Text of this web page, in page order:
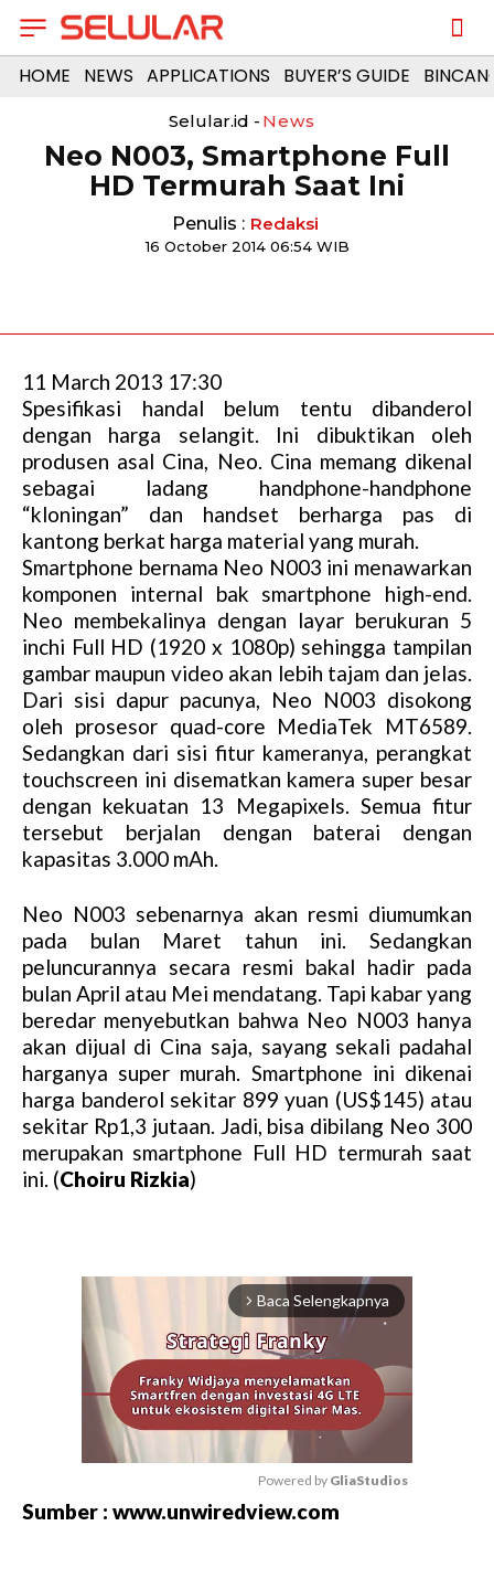
HOME NEWS APPLICATIONS BUYER’S GUIDE
Selular.id - News
Neo N003, Smartphone Full
HD Termurah Saat Ini
Penulis : Redaksi
16 October 2014 06:54 WIB
11 March 2013 17:30
Spesifikasi handal belum tentu dibanderol
dengan harga selangit. Ini dibuktikan oleh
produsen asal Cina, Neo. Cina memang dikenal
sebagai ladang handphone-handphone
“kloningan” dan handset berharga pas di
kantong berkat harga material yang murah.
Smartphone bernama Neo N003 ini menawarkan
komponen internal bak smartphone high-end.
Neo membekalinya dengan layar berukuran 5
inchi Full HD (1920 x 1080p) sehingga tampilan
gambar maupun video akan lebih tajam dan jelas.
Dari sisi dapur pacunya, Neo N003 disokong
oleh prosesor quad-core MediaTek MT6589.
Sedangkan dari sisi fitur kameranya, perangkat
touchscreen ini disematkan kamera super besar
dengan kekuatan 13 Megapixels. Semua fitur
tersebut berjalan dengan baterai dengan
kapasitas 3.000 mAh.
Neo N003 sebenarnya akan resmi diumumkan
pada bulan Maret tahun ini. Sedangkan
peluncurannya secara resmi bakal hadir pada
bulan April atau Mei mendatang. Tapi kabar yang
beredar menyebutkan bahwa Neo N003 hanya
akan dijual di Cina saja, sayang sekali padahal
harganya super murah. Smartphone ini dikenai
harga banderol sekitar 899 yuan (US$145) atau
sekitar Rp1,3 jutaan. Jadi, bisa dibilang Neo 300
merupakan smartphone Full HD termurah saat
ini. (Choiru Rizkia)
arrow_forward_ios Baca Selengkapnya
M
Powered by GliaStudios
Sumber : www.unwiredview.com